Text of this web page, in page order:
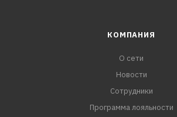
КОМПАНИЯ
О сети
Новости
Сотрудники
Программа лояльности